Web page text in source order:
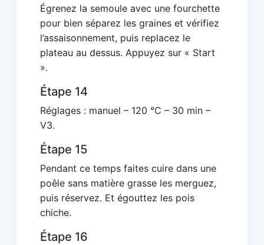
Égrenez la semoule avec une fourchette
pour bien séparez les graines et vérifiez
l’assaisonnement, puis replacez le
plateau au dessus. Appuyez sur « Start
».
Étape 14
Réglages : manuel – 120 °C – 30 min –
V3.
Étape 15
Pendant ce temps faites cuire dans une
poêle sans matière grasse les merguez,
puis réservez. Et égouttez les pois
chiche.
Étape 16